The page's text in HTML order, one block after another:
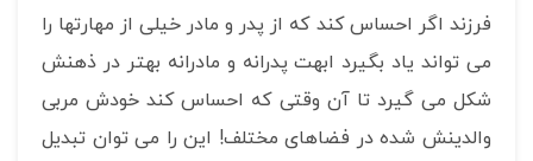
فرزند اگر احساس کند که از پدر و مادر خیلی از مهارتها را
می تواند یاد بگیرد ابهت پدرانه و مادرانه بهتر در ذهنش
شکل می گیرد تا آن وقتی که احساس کند خودش مربی
والدینش شده در فضاهای مختلف! این را می توان تبدیل